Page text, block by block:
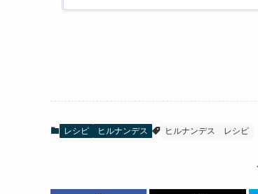
レシピ ヒルナンデス ヒルナンデス レシピ